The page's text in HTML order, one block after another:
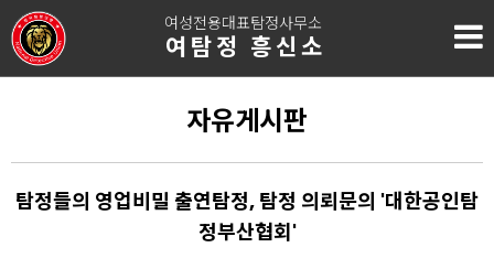
여성전용대표탐정사무소
여탐정 흥신소
자유게시판
탐정들의 영업비밀 출연탐정, 탐정 의뢰문의 '대한공인탐
정부산협회'